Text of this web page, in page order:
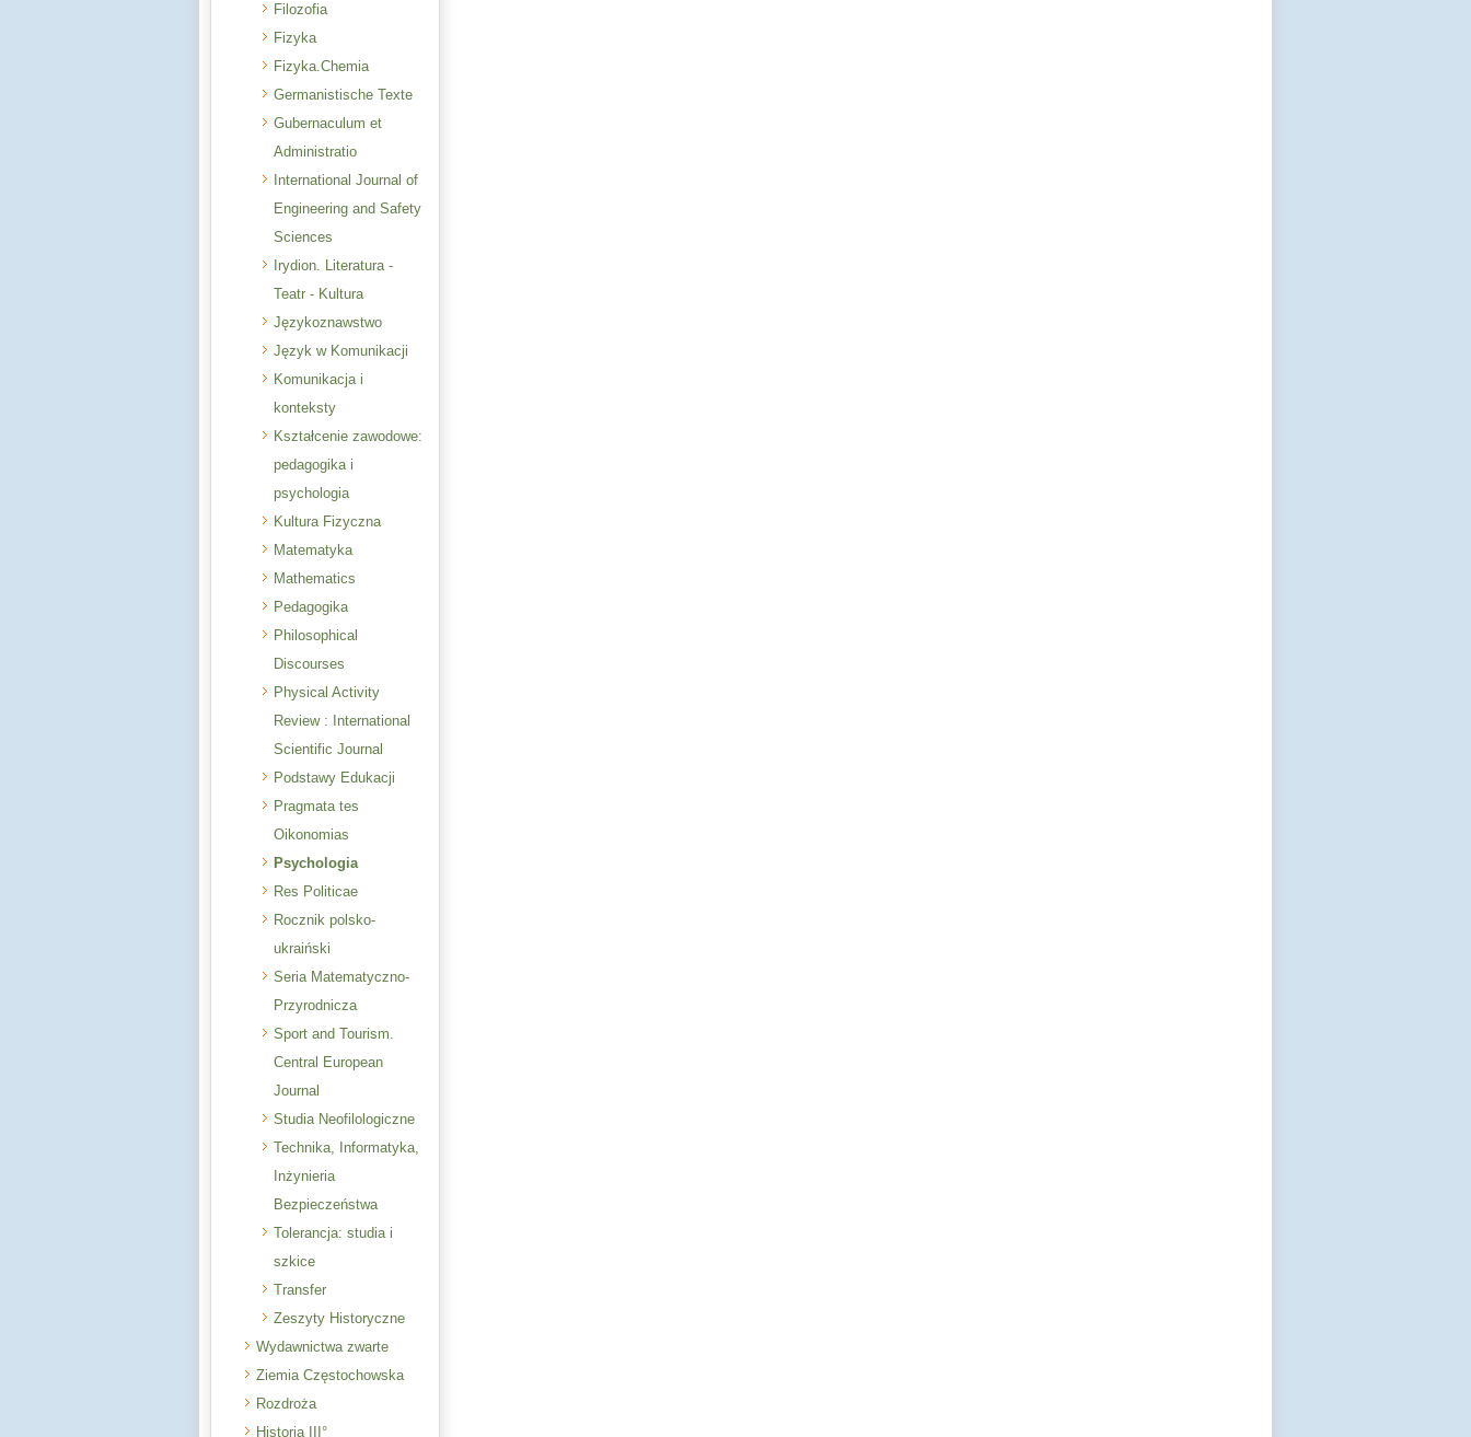
Filozofia
Fizyka
Fizyka.Chemia
Germanistische Texte
Gubernaculum et
Administratio
International Journal of
Engineering and Safety
Sciences
Irydion. Literatura -
Teatr - Kultura
Językoznawstwo
Język w Komunikacji
Komunikacja i
konteksty
Kształcenie zawodowe:
pedagogika i
psychologia
Kultura Fizyczna
Matematyka
Mathematics
Pedagogika
Philosophical
Discourses
Physical Activity
Review : International
Scientific Journal
Podstawy Edukacji
Pragmata tes
Oikonomias
Psychologia
Res Politicae
Rocznik polsko-
ukraiński
Seria Matematyczno-
Przyrodnicza
Sport and Tourism.
Central European
Journal
Studia Neofilologiczne
Technika, Informatyka,
Inżynieria
Bezpieczeństwa
Tolerancja: studia i
szkice
Transfer
Zeszyty Historyczne
Wydawnictwa zwarte
Ziemia Częstochowska
Rozdroża
Historia III°